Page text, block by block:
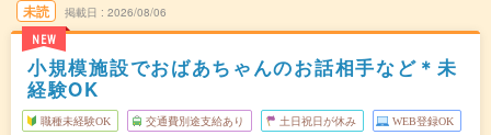
未読
NEW
掲載日 2026/08/06
小規模施設でおばあちゃんのお話相手など＊未
経験OK
職種未経験OK 交通費別途支給あり 土日祝日が休み WEB登録OK